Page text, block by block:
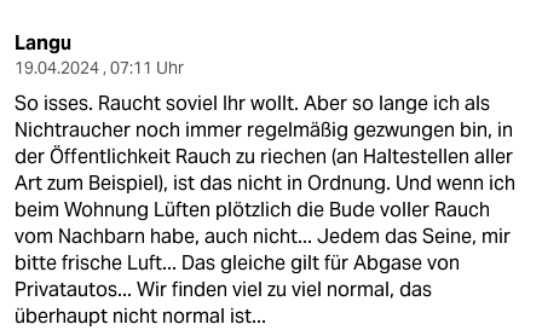
Langu
19.04.2024 , 07:11 Uhr
So isses. Raucht soviel Ihr wollt. Aber so lange ich als
Nichtraucher noch immer regelmäßig gezwungen bin, in
der Öffentlichkeit Rauch zu riechen (an Haltestellen aller
Art zum Beispiel), ist das nicht in Ordnung. Und wenn ich
beim Wohnung Lüften plötzlich die Bude voller Rauch
vom Nachbarn habe, auch nicht... Jedem das Seine, mir
bitte frische Luft... Das gleiche gilt für Abgase von
Privatautos... Wir finden viel zu viel normal, das
überhaupt nicht normal ist...